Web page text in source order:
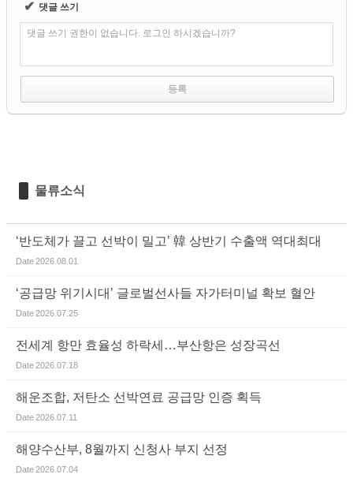
✔ 댓글 쓰기
댓글 쓰기 권한이 없습니다. 로그인 하시겠습니까?
물류소식
‘반도체가 끌고 선박이 밀고’ 韓 상반기 수출액 역대최대
Date2026.08.01
‘공급망 위기시대’ 글로벌선사들 자가터미널 확보 혈안
Date2026.07.25
전세계 항만 효율성 하락세…부산항은 성장곡선
Date2026.07.18
해운조합, 저탄소 선박연료 공급망 인증 획득
Date2026.07.11
해양수산부, 8월까지 신청사 부지 선정
Date2026.07.04